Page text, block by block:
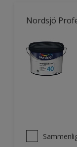
Nordsjö